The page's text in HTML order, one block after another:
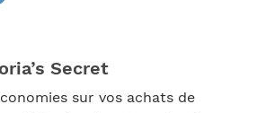
Secret
sur vos achats de